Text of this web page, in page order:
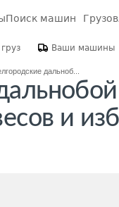
Поиск машин
Ваши машины
дальноб...
и